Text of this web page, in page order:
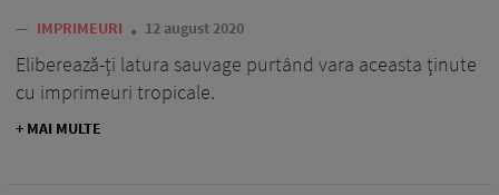
— IMPRIMEURI 12 august 2020
Eliberează-ți latura sauvage purtând vara aceasta ținute
cu imprimeuri tropicale.
+ MAI MULTE